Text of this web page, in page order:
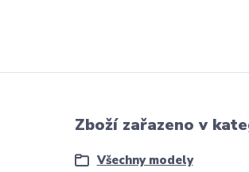
Zboží zařazeno v
Všechny modely